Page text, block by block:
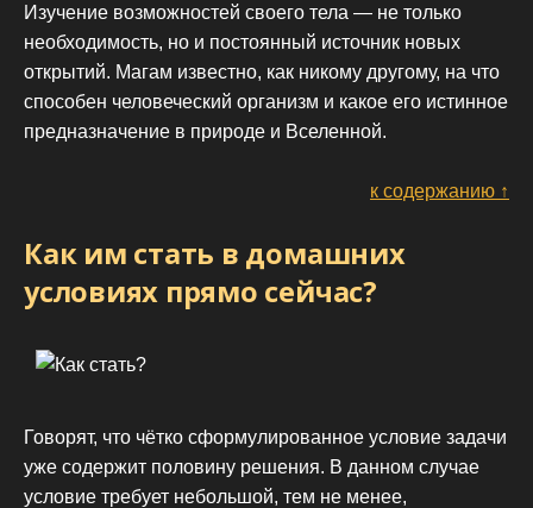
Изучение возможностей своего тела — не только
необходимость, но и постоянный источник новых
открытий. Магам известно, как никому другому, на что
способен человеческий организм и какое его истинное
предназначение в природе и Вселенной.
к содержанию ↑
Как им стать в домашних
условиях прямо сейчас?
Говорят, что чётко сформулированное условие задачи
уже содержит половину решения. В данном случае
условие требует небольшой, тем не менее,